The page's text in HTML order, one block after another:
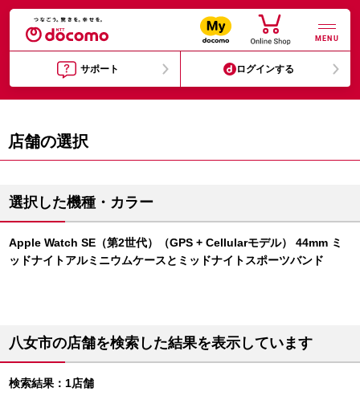
MENU
サポート ログインする
店舗の選択
選択した機種・カラー
Apple Watch SE（第2世代）（GPS + Cellularモデル） 44mm ミ
ッドナイトアルミニウムケースとミッドナイトスポーツバンド
八女市の店舗を検索した結果を表示しています
検索結果：1店舗